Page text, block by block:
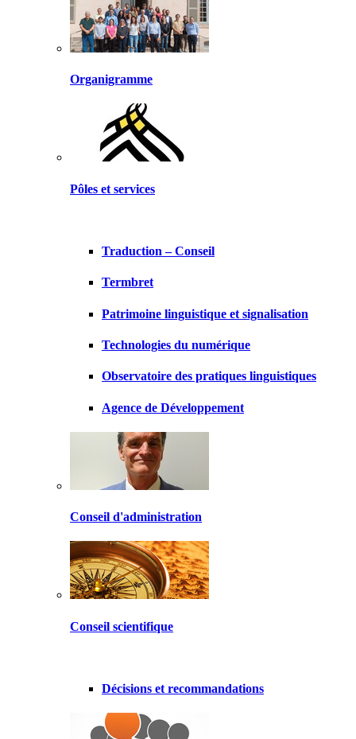
Organigramme
Pôles et services
Traduction – Conseil
Termbret
Patrimoine linguistique et signalisation
Technologies du numérique
Observatoire des pratiques linguistiques
Agence de Développement
Conseil d'administration
Conseil scientifique
Décisions et recommandations